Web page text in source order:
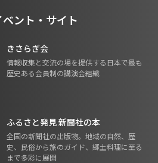
ント・サイト
きさらぎ会
情報収集と交流の場を提供する日本で最も
歴史ある会員制の講演会組織
ふるさと発見 新聞社の本
全国の新聞社の出版物。地域の自然、歴
史、民俗から旅のガイド、郷土料理に至る
まで多彩に展開